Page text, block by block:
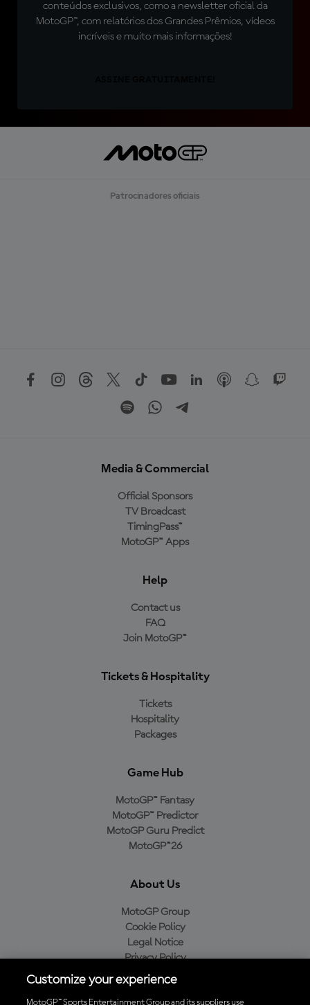
conteúdos exclusivos, como a newsletter oficial da
MotoGP™, com relatórios dos Grandes Prêmios, vídeos
incríveis e muito mais informações!
Patrocinadores oficiais
Media & Commercial
Official Sponsors
TV Broadcast
TimingPass™
MotoGP™ Apps
Help
Contact us
FAQ
Join MotoGP™
Tickets & Hospitality
Tickets
Hospitality
Packages
Game Hub
MotoGP™ Fantasy
MotoGP™ Predictor
MotoGP Guru Predict
MotoGP™26
About Us
MotoGP Group
Cookie Policy
Legal Notice
Privacy Policy
Purchase Policy
Customize your experience
MotoGP™ Sports Entertainment Group and its suppliers use